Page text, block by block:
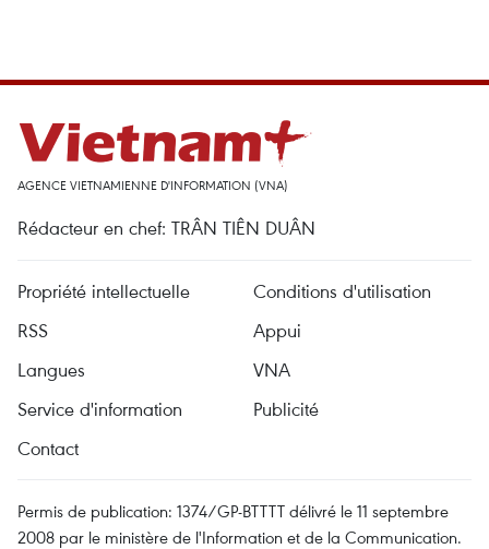
AGENCE VIETNAMIENNE D'INFORMATION (VNA)
Rédacteur en chef: TRÂN TIÊN DUÂN
Propriété intellectuelle
Conditions d'utilisation
RSS
Appui
Langues
VNA
Service d'information
Publicité
Contact
Permis de publication: 1374/GP-BTTTT délivré le 11 septembre
2008 par le ministère de l'Information et de la Communication.